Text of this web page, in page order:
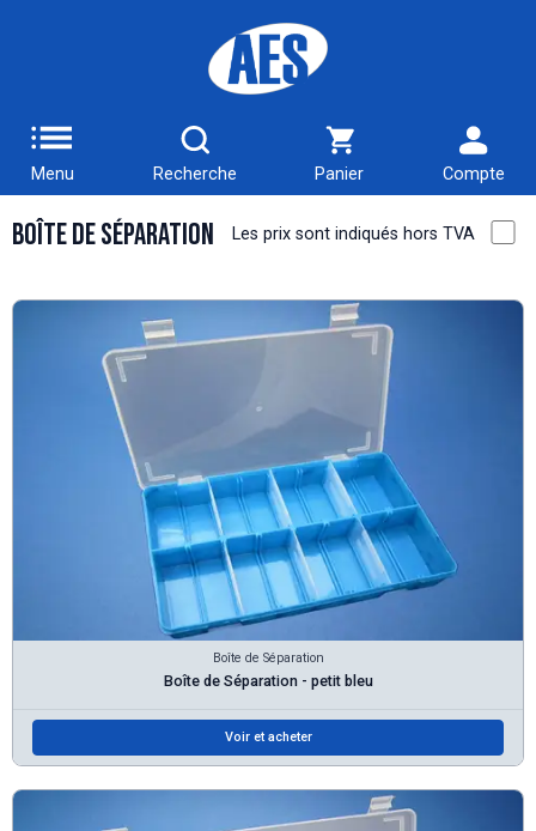
Menu Recherche Panier Compte
Boîte de Séparation Les prix sont indiqués hors TVA
Boîte de Séparation
Boîte de Séparation - petit bleu
Voir et acheter